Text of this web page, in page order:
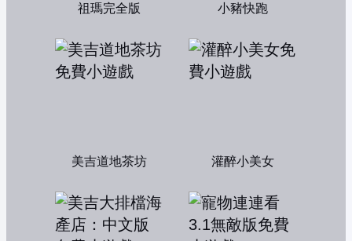
祖瑪完全版 小豬快跑
美吉道地茶坊 灌醉小美女